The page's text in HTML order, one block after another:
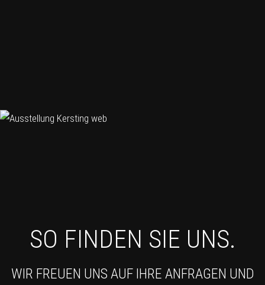
SO FINDEN SIE UNS.
WIR FREUEN UNS AUF IHRE ANFRAGEN UND